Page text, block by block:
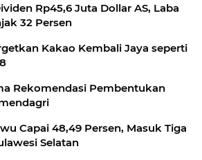
Rp45,6 Juta Dollar AS, Laba
32 Persen
Kakao Kembali Jaya seperti
Rekomendasi Pembentukan
Capai 48,49 Persen, Masuk Tiga
Selatan